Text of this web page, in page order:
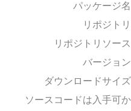
パッケージ名
リポジトリ
リポジトリソース
バージョン
ダウンロードサイズ
ソースコードは入手可か